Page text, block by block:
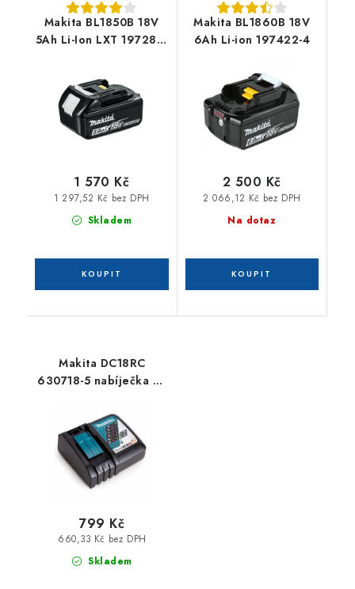
Makita BL1850B 18V
5Ah Li-Ion LXT 197280-
Skladem
1 297,52 Kč bez DPH
1 570 Kč
Makita BL1860B 18V
6Ah Li-ion 197422-4
Na dotaz
2 066,12 Kč bez DPH
2 500 Kč
Makita DC18RC
630718-5 nabíječka Li-
Skladem
660,33 Kč bez DPH
799 Kč